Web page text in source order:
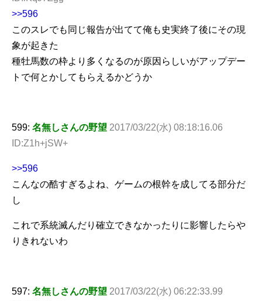
>>596
このスレでも同じ報告が出てて俺も史実終了後にその現
象が起きた
種牡馬数の枠より多くなるのが原因らしいがアップデー
トで何とかしてもらえるかどうか
599: 名無しさんの野望 2017/03/22(水) 08:18:16.06
ID:Z1h+jSW+
>>596
こんなの酷すぎるよね、ゲームの根幹を成してる部分だ
し
これで系統滅んだり確立できなかったりに影響したらや
りきれないわ
597: 名無しさんの野望 2017/03/22(水) 06:22:33.99